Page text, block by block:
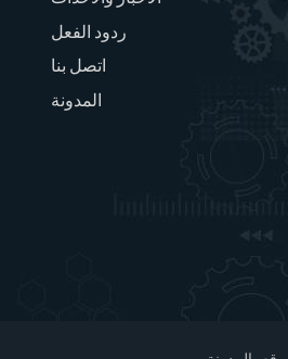
ردود الفعل
اتصل بنا
المدونة